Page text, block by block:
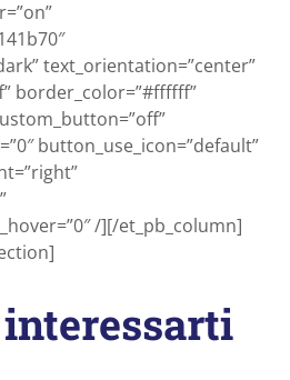
text_orientation=”center”
border_color=”#ffffff”
button_use_icon=”default”
/][/et_pb_column]